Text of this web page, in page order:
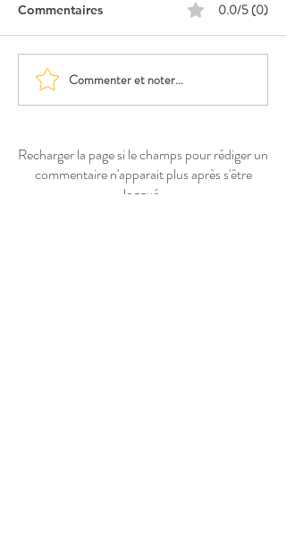
Promos : LOVABLE
Commentaires 0.0/5 (0)
Commenter et noter...
Recharger la page si le champs pour rédiger un
commentaire n'apparait plus après s'être
loggué.